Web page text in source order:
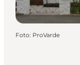
Foto: ProVarde